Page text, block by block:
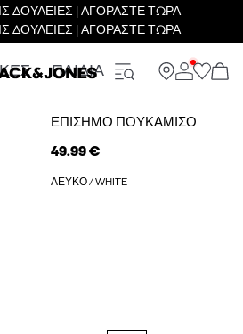
ΔΟΥΛΕΙΕΣ | ΑΓΟΡΑΣΤΕ ΤΩΡΑ
ΔΟΥΛΕΙΕΣ | ΑΓΟΡΑΣΤΕ ΤΩΡΑ
ΠΑΙΔΙΑ
ΕΠΊΣΗΜΟ ΠΟΥΚΆΜΙΣΟ
49.99 €
ΛΕΥΚΌ / WHITE